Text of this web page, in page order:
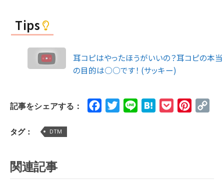
Tips
耳コピはやったほうがいいの？耳コピの本当
の目的は○○です！ (サッキー)
記事をシェアする： FacebookTwitterLine HatenaPocket
タグ： DTM
関連記事